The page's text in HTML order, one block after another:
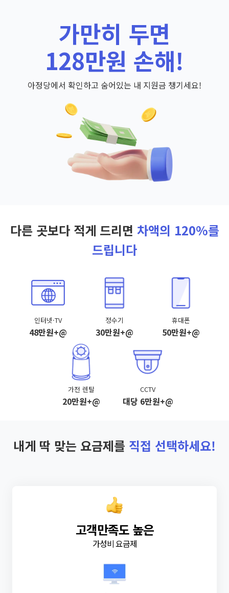
가만히 두면
128만원 손해!
아정당에서 확인하고 숨어있는 내 지원금 챙기세요!
다른 곳보다 적게 드리면 차액의 120%를
드립니다
인터넷·TV
48만원+@
정수기
30만원+@
휴대폰
50만원+@
가전 렌탈
20만원+@
CCTV
대당 6만원+@
내게 딱 맞는 요금제를 직접 선택하세요!
고객만족도 높은
가성비 요금제